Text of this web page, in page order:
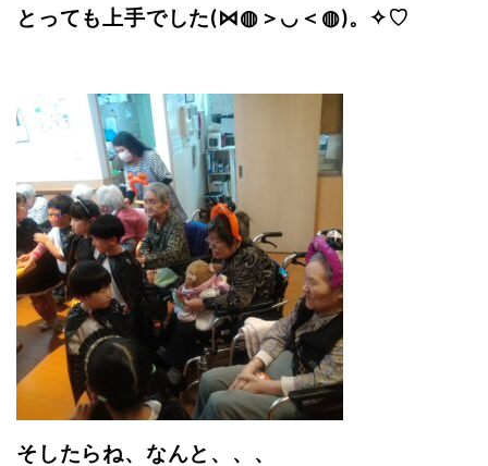
とっても上手でした(⋈◍＞◡＜◍)。✧♡
そしたらね、なんと、、、